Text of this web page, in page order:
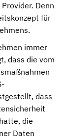
Denn
für
immer
dass die vom
dass
die
Daten